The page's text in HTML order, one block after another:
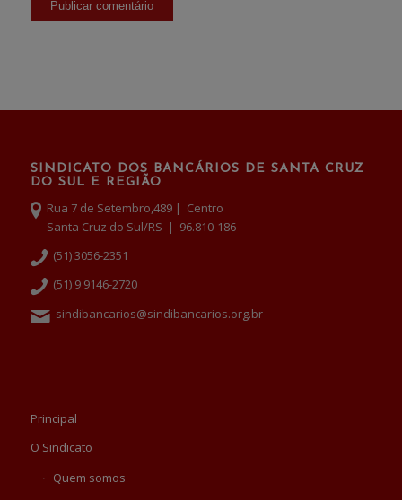
SINDICATO DOS BANCÁRIOS DE SANTA CRUZ
DO SUL E REGIÃO
Rua 7 de Setembro,489 | Centro
Santa Cruz do Sul/RS | 96.810-186
(51) 3056-2351
(51) 9 9146-2720
sindibancarios@sindibancarios.org.br
Principal
O Sindicato
Quem somos